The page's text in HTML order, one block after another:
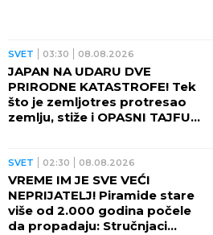
SVET 03:30 08.08.2026
JAPAN NA UDARU DVE
PRIRODNE KATASTROFE! Tek
što je zemljotres protresao
zemlju, stiže i OPASNI TAJFUN:
SVET 02:30 08.08.2026
VREME IM JE SVE VEĆI
NEPRIJATELJ! Piramide stare
više od 2.000 godina počele
da propadaju: Stručnjaci